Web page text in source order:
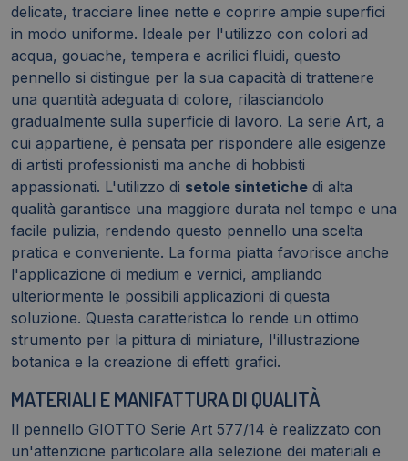
delicate, tracciare linee nette e coprire ampie superfici
in modo uniforme. Ideale per l'utilizzo con colori ad
acqua, gouache, tempera e acrilici fluidi, questo
pennello si distingue per la sua capacità di trattenere
una quantità adeguata di colore, rilasciandolo
gradualmente sulla superficie di lavoro. La serie Art, a
cui appartiene, è pensata per rispondere alle esigenze
di artisti professionisti ma anche di hobbisti
appassionati. L'utilizzo di setole sintetiche di alta
qualità garantisce una maggiore durata nel tempo e una
facile pulizia, rendendo questo pennello una scelta
pratica e conveniente. La forma piatta favorisce anche
l'applicazione di medium e vernici, ampliando
ulteriormente le possibili applicazioni di questa
soluzione. Questa caratteristica lo rende un ottimo
strumento per la pittura di miniature, l'illustrazione
botanica e la creazione di effetti grafici.
MATERIALI E MANIFATTURA DI QUALITÀ
Il pennello GIOTTO Serie Art 577/14 è realizzato con
un'attenzione particolare alla selezione dei materiali e